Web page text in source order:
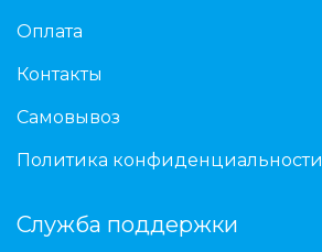
Оплата
Контакты
Самовывоз
Политика конфиденциальности
Служба поддержки